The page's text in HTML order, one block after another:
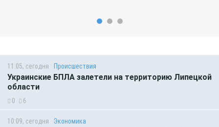
11:05, сегодня Происшествия
Украинские БПЛА залетели на территорию Липецкой
области
0 6
10:09, сегодня Экономика